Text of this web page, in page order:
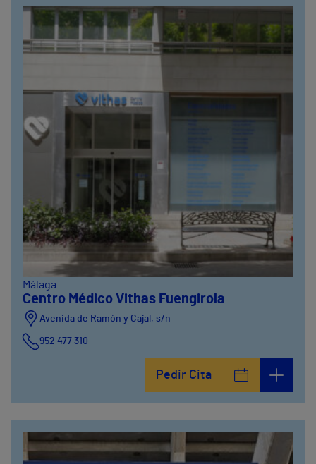
Málaga
Centro Médico Vithas Fuengirola
Avenida de Ramón y Cajal, s/n
952 477 310
Pedir Cita